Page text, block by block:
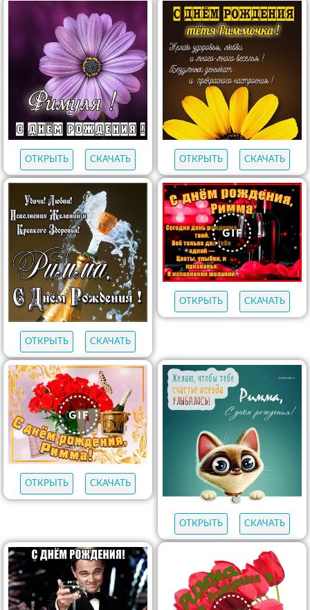
ОТКРЫТЬ СКАЧАТЬ ОТКРЫТЬ СКАЧАТЬ
ОТКРЫТЬ СКАЧАТЬ
ОТКРЫТЬ СКАЧАТЬ
ОТКРЫТЬ СКАЧАТЬ
ОТКРЫТЬ СКАЧАТЬ